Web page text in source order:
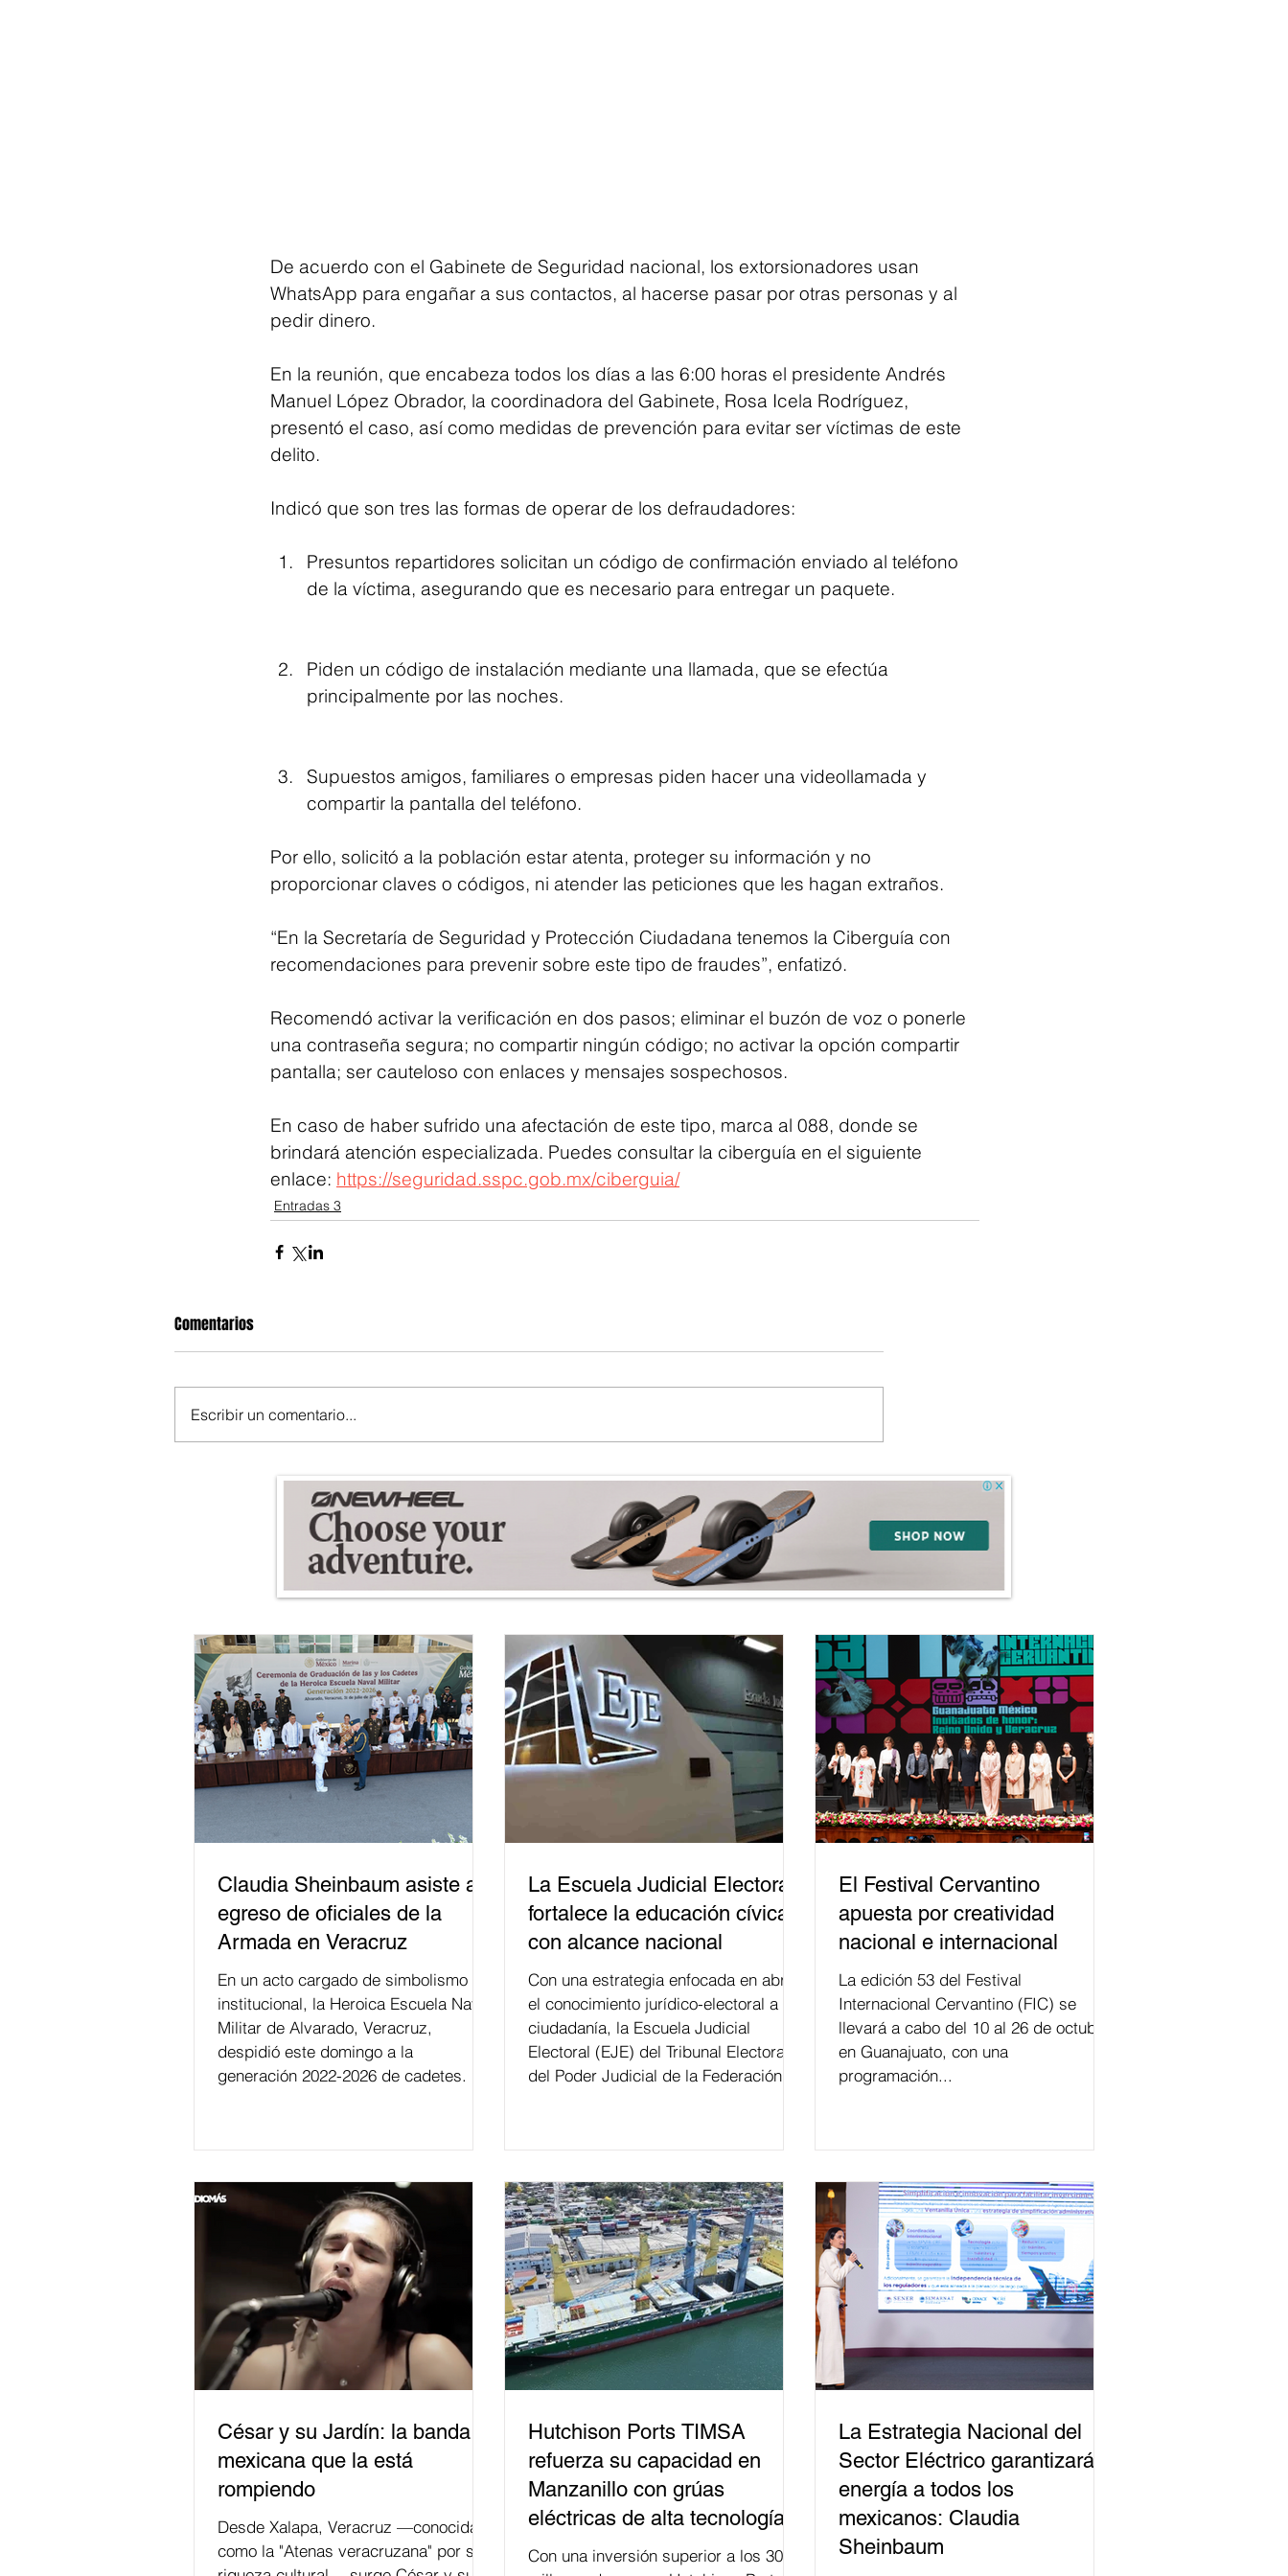
De acuerdo con el Gabinete de Seguridad nacional, los extorsionadores usan
WhatsApp para engañar a sus contactos, al hacerse pasar por otras personas y al
pedir dinero.
En la reunión, que encabeza todos los días a las 6:00 horas el presidente Andrés
Manuel López Obrador, la coordinadora del Gabinete, Rosa Icela Rodríguez,
presentó el caso, así como medidas de prevención para evitar ser víctimas de este
delito.
Indicó que son tres las formas de operar de los defraudadores:
Presuntos repartidores solicitan un código de confirmación enviado al teléfono
de la víctima, asegurando que es necesario para entregar un paquete.
Piden un código de instalación mediante una llamada, que se efectúa
principalmente por las noches.
Supuestos amigos, familiares o empresas piden hacer una videollamada y
compartir la pantalla del teléfono.
Por ello, solicitó a la población estar atenta, proteger su información y no
proporcionar claves o códigos, ni atender las peticiones que les hagan extraños.
“En la Secretaría de Seguridad y Protección Ciudadana tenemos la Ciberguía con
recomendaciones para prevenir sobre este tipo de fraudes”, enfatizó.
Recomendó activar la verificación en dos pasos; eliminar el buzón de voz o ponerle
una contraseña segura; no compartir ningún código; no activar la opción compartir
pantalla; ser cauteloso con enlaces y mensajes sospechosos.
En caso de haber sufrido una afectación de este tipo, marca al 088, donde se
brindará atención especializada. Puedes consultar la ciberguía en el siguiente
enlace: https://seguridad.sspc.gob.mx/ciberguia/
Entradas 3
Comentarios
Escribir un comentario...
Claudia Sheinbaum asiste a
egreso de oficiales de la
Armada en Veracruz
En un acto cargado de simbolismo
institucional, la Heroica Escuela Naval
Militar de Alvarado, Veracruz,
despidió este domingo a la
generación 2022-2026 de cadetes.
La Escuela Judicial Electoral
fortalece la educación cívica
con alcance nacional
Con una estrategia enfocada en abrir
el conocimiento jurídico-electoral a la
ciudadanía, la Escuela Judicial
Electoral (EJE) del Tribunal Electoral
del Poder Judicial de la Federación ha
relacionados con la democracia y el
del papel que ha asumido la EJE en la
difusión de la justicia electoral como
un bien público. La mayor parte de las
personas capacitadas no forma
El Festival Cervantino
apuesta por creatividad
nacional e internacional
La edición 53 del Festival
Internacional Cervantino (FIC) se
llevará a cabo del 10 al 26 de octubre
en Guanajuato, con una
programación...
César y su Jardín: la banda
mexicana que la está
rompiendo
Desde Xalapa, Veracruz —conocida
como la "Atenas veracruzana" por su
Hutchison Ports TIMSA
refuerza su capacidad en
Manzanillo con grúas
eléctricas de alta tecnología
Con una inversión superior a los 300
La Estrategia Nacional del
Sector Eléctrico garantizará
energía a todos los
mexicanos: Claudia
Sheinbaum